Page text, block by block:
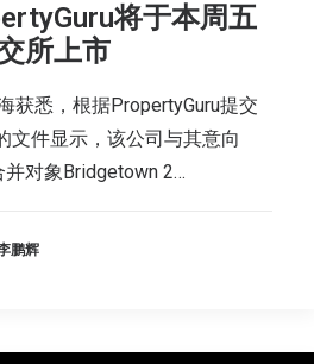
将于本周五
所上市
获悉，根据PropertyGuru提交
文件显示，该公司与其意向
并对象Bridgetown 2…
鹏辉